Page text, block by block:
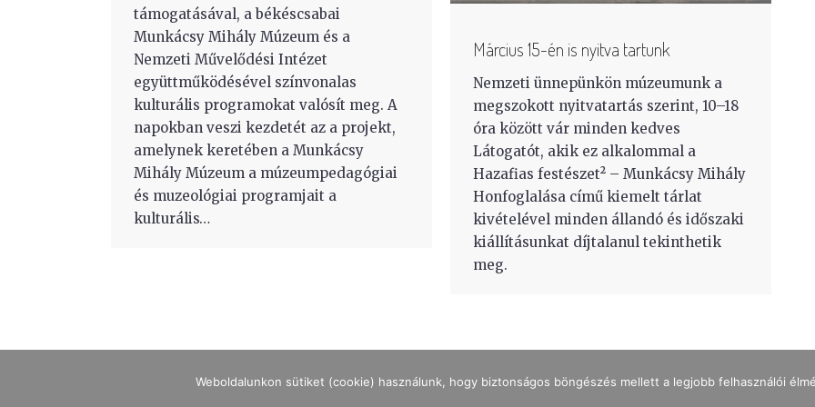
támogatásával, a békéscsabai
Munkácsy Mihály Múzeum és a
Nemzeti Művelődési Intézet
együttműködésével színvonalas
kulturális programokat valósít meg. A
napokban veszi kezdetét az a projekt,
amelynek keretében a Munkácsy
Mihály Múzeum a múzeumpedagógiai
és muzeológiai programjait a
kulturális…
Március 15-én is nyitva tartunk
Nemzeti ünnepünkön múzeumunk a
megszokott nyitvatartás szerint, 10–18
óra között vár minden kedves
Látogatót, akik ez alkalommal a
Hazafias festészet² – Munkácsy Mihály
Honfoglalása című kiemelt tárlat
kivételével minden állandó és időszaki
kiállításunkat díjtalanul tekinthetik
meg.
IMPRESSZUM ADATKEZELÉS NYITVATARTÁS JEGYÁRAK
Weboldalunkon sütiket (cookie) használunk, hogy biztonságos böngészés mellett a legjobb felhasználói